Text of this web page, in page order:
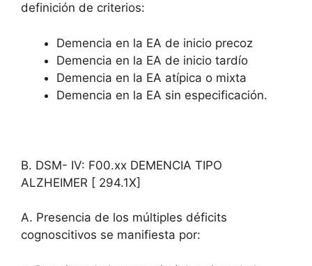
definición de criterios:
Demencia en la EA de inicio precoz
Demencia en la EA de inicio tardío
Demencia en la EA atípica o mixta
Demencia en la EA sin especificación.
B. DSM- IV: F00.xx DEMENCIA TIPO
ALZHEIMER [ 294.1X]
A. Presencia de los múltiples déficits
cognoscitivos se manifiesta por: